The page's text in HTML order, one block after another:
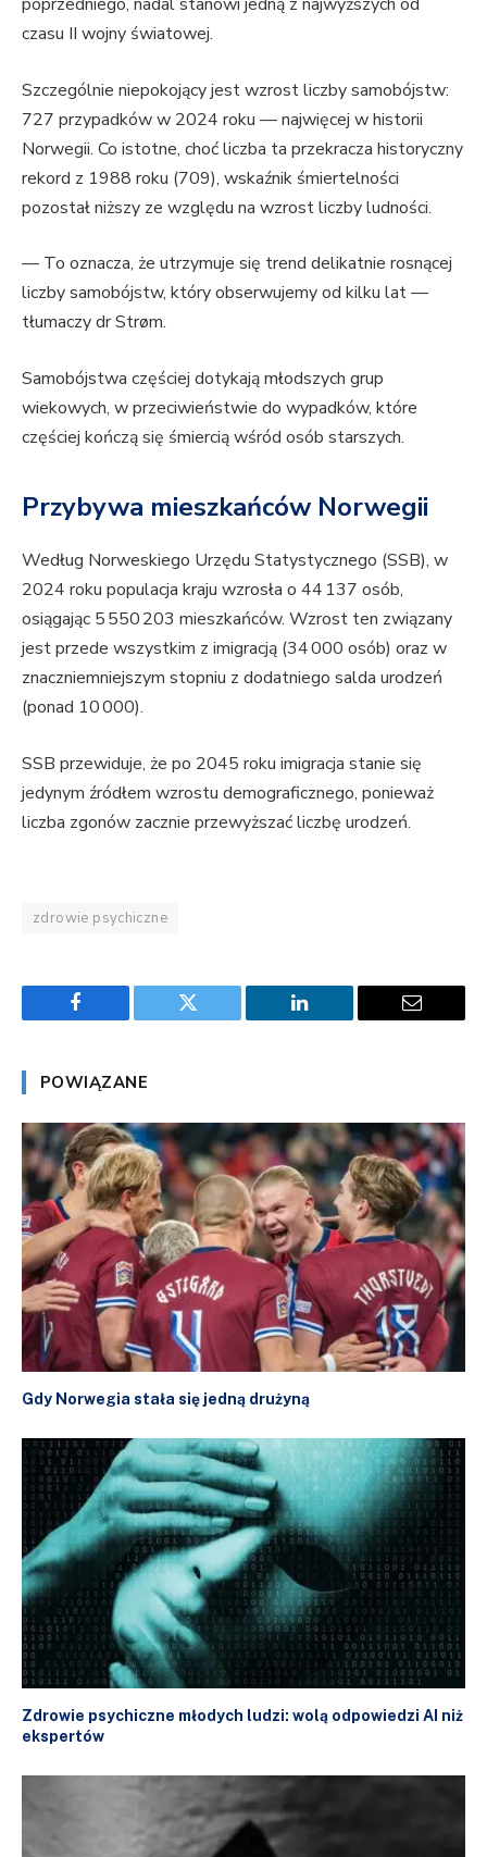
czasu II wojny światowej.
Szczególnie niepokojący jest wzrost liczby samobójstw:
727 przypadków w 2024 roku — najwięcej w historii
Norwegii. Co istotne, choć liczba ta przekracza historyczny
rekord z 1988 roku (709), wskaźnik śmiertelności
pozostał niższy ze względu na wzrost liczby ludności.
— To oznacza, że utrzymuje się trend delikatnie rosnącej
liczby samobójstw, który obserwujemy od kilku lat —
tłumaczy dr Strøm.
Samobójstwa częściej dotykają młodszych grup
wiekowych, w przeciwieństwie do wypadków, które
częściej kończą się śmiercią wśród osób starszych.
Przybywa mieszkańców Norwegii
Według Norweskiego Urzędu Statystycznego (SSB), w
2024 roku populacja kraju wzrosła o 44 137 osób,
osiągając 5 550 203 mieszkańców. Wzrost ten związany
jest przede wszystkim z imigracją (34 000 osób) oraz w
znaczniemniejszym stopniu z dodatniego salda urodzeń
(ponad 10 000).
SSB przewiduje, że po 2045 roku imigracja stanie się
jedynym źródłem wzrostu demograficznego, ponieważ
liczba zgonów zacznie przewyższać liczbę urodzeń.
zdrowie psychiczne
Facebook Twitter LinkedIn Email
POWIĄZANE
Gdy Norwegia stała się jedną drużyną
Zdrowie psychiczne młodych ludzi: wolą odpowiedzi AI niż
ekspertów